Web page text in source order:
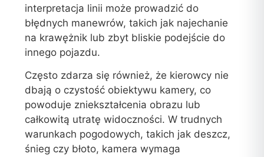
interpretacja linii może prowadzić do
błędnych manewrów, takich jak najechanie
na krawężnik lub zbyt bliskie podejście do
innego pojazdu.
Często zdarza się również, że kierowcy nie
dbają o czystość obiektywu kamery, co
powoduje zniekształcenia obrazu lub
całkowitą utratę widoczności. W trudnych
warunkach pogodowych, takich jak deszcz,
śnieg czy błoto, kamera wymaga